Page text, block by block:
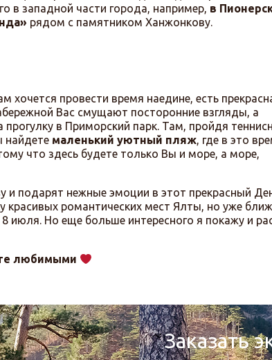
в западной части города, например, в
рядом с памятником Ханжонкову.
провести время наедине, есть
Вас смущают посторонние взгляды, а
в Приморский парк. Там, пройдя
найдете маленький уютный пляж, где в это
что здесь будете только Вы и море, а море,
и подарят нежные эмоции в этот прекрасный
романтических мест Ялты, но уже
июля. Но еще больше интересного я покажу и
любимыми
Заказать